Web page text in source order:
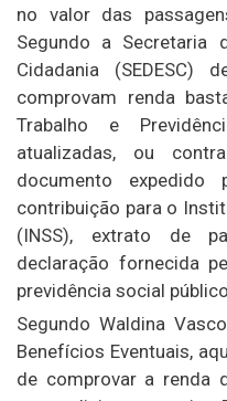
no valor das
Segundo a Secretaria
Cidadania (SEDESC)
comprovam renda
Trabalho e
atualizadas, ou
documento expedido
contribuição para o
(INSS), extrato de
declaração fornecida
previdência social
Segundo Waldina
Benefícios Eventuais,
de comprovar a renda